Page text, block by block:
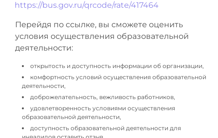
https://bus.gov.ru/qrcode/rate/417464
Перейдя по ссылке, вы сможете оценить
условия осуществления образовательной
деятельности:
открытость и доступность информации об организации,
комфортность условий осуществления образовательной
деятельности,
доброжелательность, вежливость работников,
удовлетворенность условиями осуществления
образовательной деятельности,
доступность образовательной деятельности для